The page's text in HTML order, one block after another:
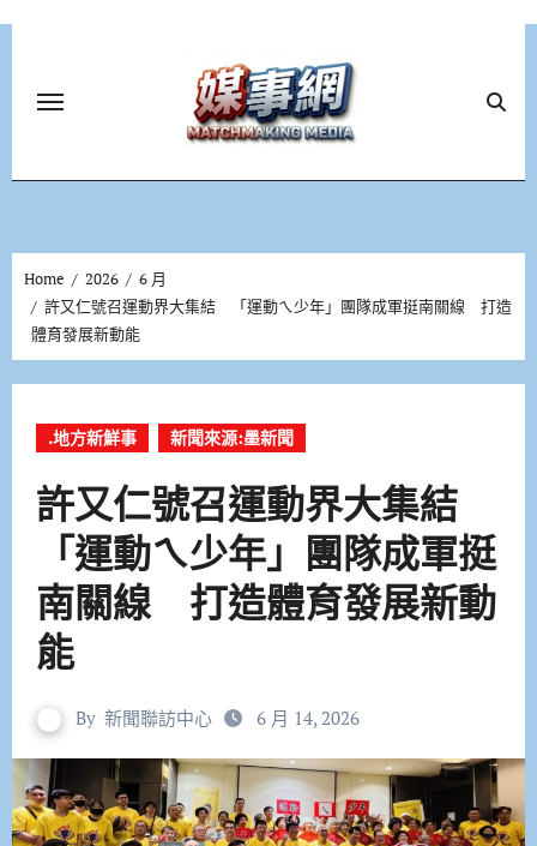
Home 2026
6 月
許又仁號召運動界大集結 「運動ㄟ少年」團隊成軍挺南關線 打造
體育發展新動能
.地方新鮮事 新聞來源:墨新聞
許又仁號召運動界大集結
「運動ㄟ少年」團隊成軍挺
南關線 打造體育發展新動
能
By 新聞聯訪中心 6 月 14, 2026